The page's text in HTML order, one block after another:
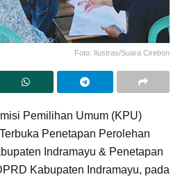
Foto: Ilustras/Suara Cirebon
Pemilihan Umum (KPU)
Penetapan Perolehan
Indramayu & Penetapan
Kabupaten Indramayu, pada